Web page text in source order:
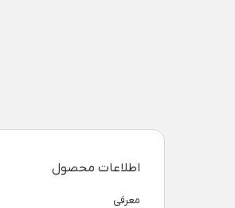
اطلاعات محصول
معرفی